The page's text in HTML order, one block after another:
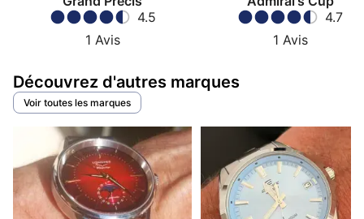
“pop” au passionné de mécanique sculpturale.
d’une pièce d’or, devenue un signe distinctif
historique de la marque.
Corum Heritage
prolongent l’idée de pièces-signatures, souvent
ancrées dans l’histoire et le style Corum.
Bubble : le dôme, la démesure et l’esprit
millénaire
4.5
1 Avis
4.7
1 Avis
Découvrez d'autres marques
Voir toutes les marques